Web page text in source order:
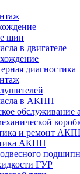
шин
в двигателе
диагностика
в АКПП
обслуживание
и ремонт
АКПП
ГУР